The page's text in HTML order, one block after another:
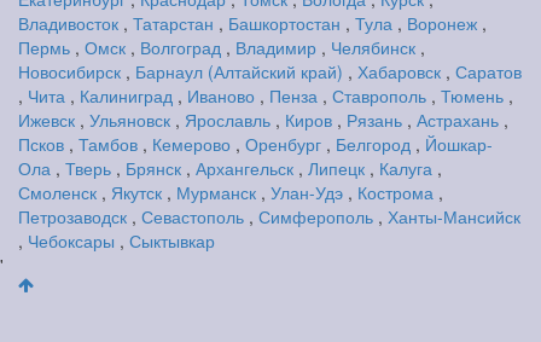
Владивосток , Татарстан , Башкортостан , Тула , Воронеж ,
Пермь , Омск , Волгоград , Владимир , Челябинск ,
Новосибирск , Барнаул (Алтайский край) , Хабаровск , Саратов
, Чита , Калиниград , Иваново , Пенза , Ставрополь , Тюмень ,
Ижевск , Ульяновск , Ярославль , Киров , Рязань , Астрахань ,
Псков , Тамбов , Кемерово , Оренбург , Белгород , Йошкар-
Ола , Тверь , Брянск , Архангельск , Липецк , Калуга ,
Смоленск , Якутск , Мурманск , Улан-Удэ , Кострома ,
Петрозаводск , Севастополь , Симферополь , Ханты-Мансийск
, Чебоксары , Сыктывкар
'